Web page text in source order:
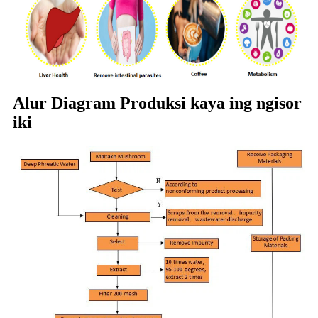
Alur Diagram Produksi kaya ing ngisor
iki